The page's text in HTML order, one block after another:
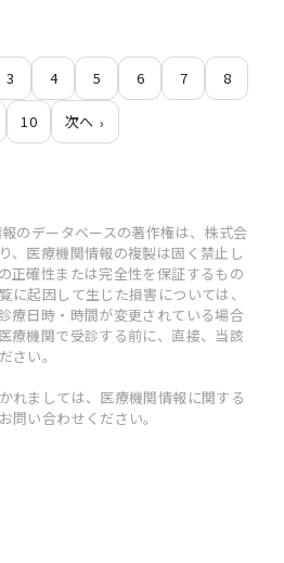
3 4 5 6 7 8
10 次へ
のデータベースの著作権は、株式会
、医療機関情報の複製は固く禁止し
正確性または完全性を保証するもの
に起因して生じた損害については、
療日時・時間が変更されている場合
療機関で受診する前に、直接、当該
さい。
れましては、医療機関情報に関する
問い合わせください。